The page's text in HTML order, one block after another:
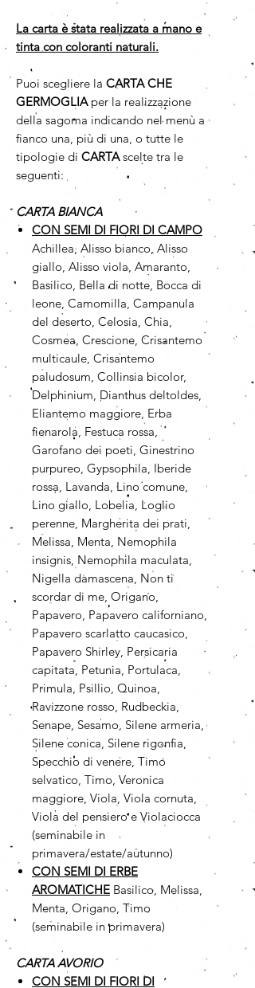
La carta è stata realizzata a mano e
tinta con coloranti naturali.
Puoi scegliere la CARTA CHE
GERMOGLIAper la realizzazione
della sagoma indicando nel menù a
fianco una, più di una, o tutte le
tipologie di CARTAscelte tra le
seguenti:
CARTA BIANCA
CON SEMI DI FIORI DI CAMPO
Achillea, Alisso bianco, Alisso
giallo, Alisso viola, Amaranto,
Basilico, Bella di notte, Bocca di
leone, Camomilla, Campanula
del deserto, Celosia, Chia,
Cosmea, Crescione, Crisantemo
multicaule, Crisantemo
paludosum, Collinsia bicolor,
Delphinium, Dianthus deltoldes,
Eliantemo maggiore, Erba
fienarola, Festuca rossa,
Garofano dei poeti, Ginestrino
purpureo, Gypsophila, Iberide
rossa, Lavanda, Lino comune,
Lino giallo, Lobelia, Loglio
perenne, Margherita dei prati,
Melissa, Menta, Nemophila
insignis, Nemophila maculata,
Nigella damascena, Non ti
scordar di me, Origano,
Papavero, Papavero californiano,
Papavero scarlatto caucasico,
Papavero Shirley, Persicaria
capitata, Petunia, Portulaca,
Primula, Psillio, Quinoa,
Ravizzone rosso, Rudbeckia,
Senape, Sesamo, Silene armeria,
Silene conica, Silene rigonfia,
Specchio di venere, Timo
selvatico, Timo, Veronica
maggiore, Viola, Viola cornuta,
Viola del pensiero e Violaciocca
(seminabile in
primavera/estate/autunno)
CON SEMI DI ERBE
AROMATICHE Basilico, Melissa,
Menta, Origano, Timo
(seminabile in primavera)
CARTA AVORIO
CON SEMI DI FIORI DI